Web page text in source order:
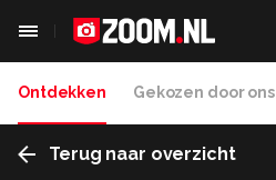
Ontdekken Gekozen door ons
Terug naar overzicht